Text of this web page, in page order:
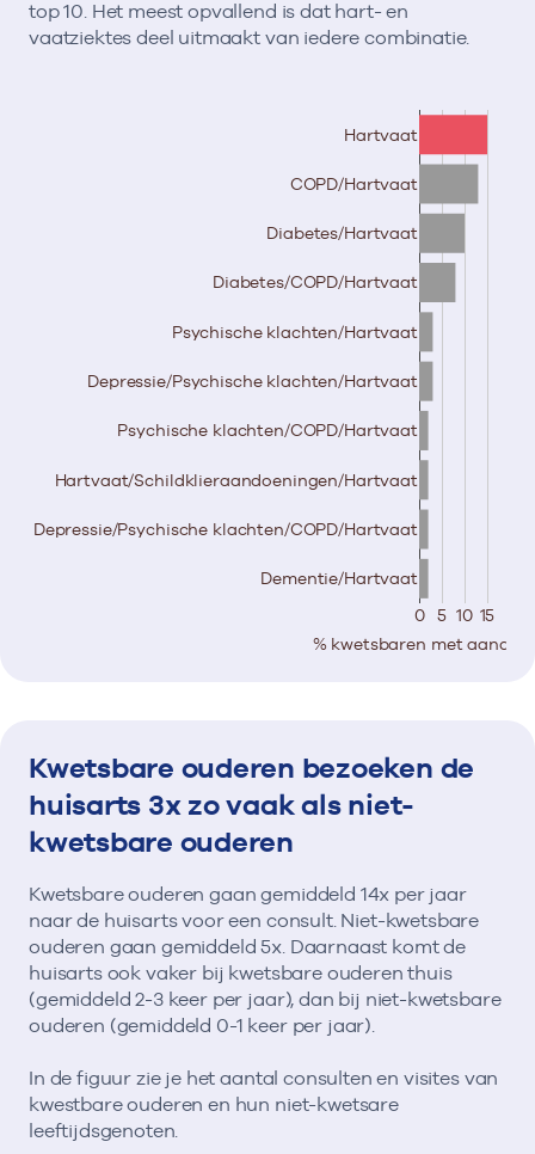
top 10. Het meest opvallend is dat hart- en
vaatziektes deel uitmaakt van iedere combinatie.
0 5 10 15
Dementie/Hartvaat
Depressie/Psychische klachten/COPD/Hartvaat
Hartvaat/Schildklieraandoeningen/Hartvaat
Psychische klachten/COPD/Hartvaat
Depressie/Psychische klachten/Hartvaat
Psychische klachten/Hartvaat
Diabetes/COPD/Hartvaat
Diabetes/Hartvaat
COPD/Hartvaat
Hartvaat
% kwetsbaren met
Kwetsbare ouderen bezoeken de
huisarts 3x zo vaak als niet-
kwetsbare ouderen
Kwetsbare ouderen gaan gemiddeld 14x per jaar
naar de huisarts voor een consult. Niet-kwetsbare
ouderen gaan gemiddeld 5x. Daarnaast komt de
huisarts ook vaker bij kwetsbare ouderen thuis
(gemiddeld 2-3 keer per jaar), dan bij niet-kwetsbare
ouderen (gemiddeld 0-1 keer per jaar).
In de figuur zie je het aantal consulten en visites van
kwestbare ouderen en hun niet-kwetsare
leeftijdsgenoten.